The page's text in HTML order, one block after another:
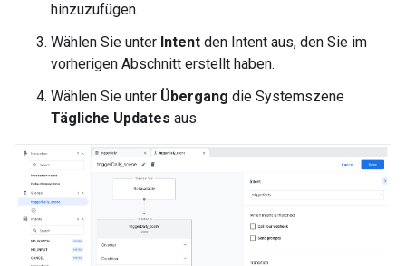
hinzuzufügen.
Wählen Sie unter Intent den Intent aus, den Sie im
vorherigen Abschnitt erstellt haben.
Wählen Sie unter Übergang die Systemszene
Tägliche Updates aus.